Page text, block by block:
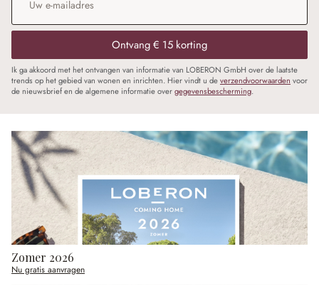
Ontvang € 15 korting
Ik ga akkoord met het ontvangen van informatie van LOBERON GmbH over de laatste
trends op het gebied van wonen en inrichten. Hier vindt u deverzendvoorwaarden voor
de nieuwsbrief en de algemene informatie overgegevensbescherming.
Zomer 2026
Nu gratis aanvragen